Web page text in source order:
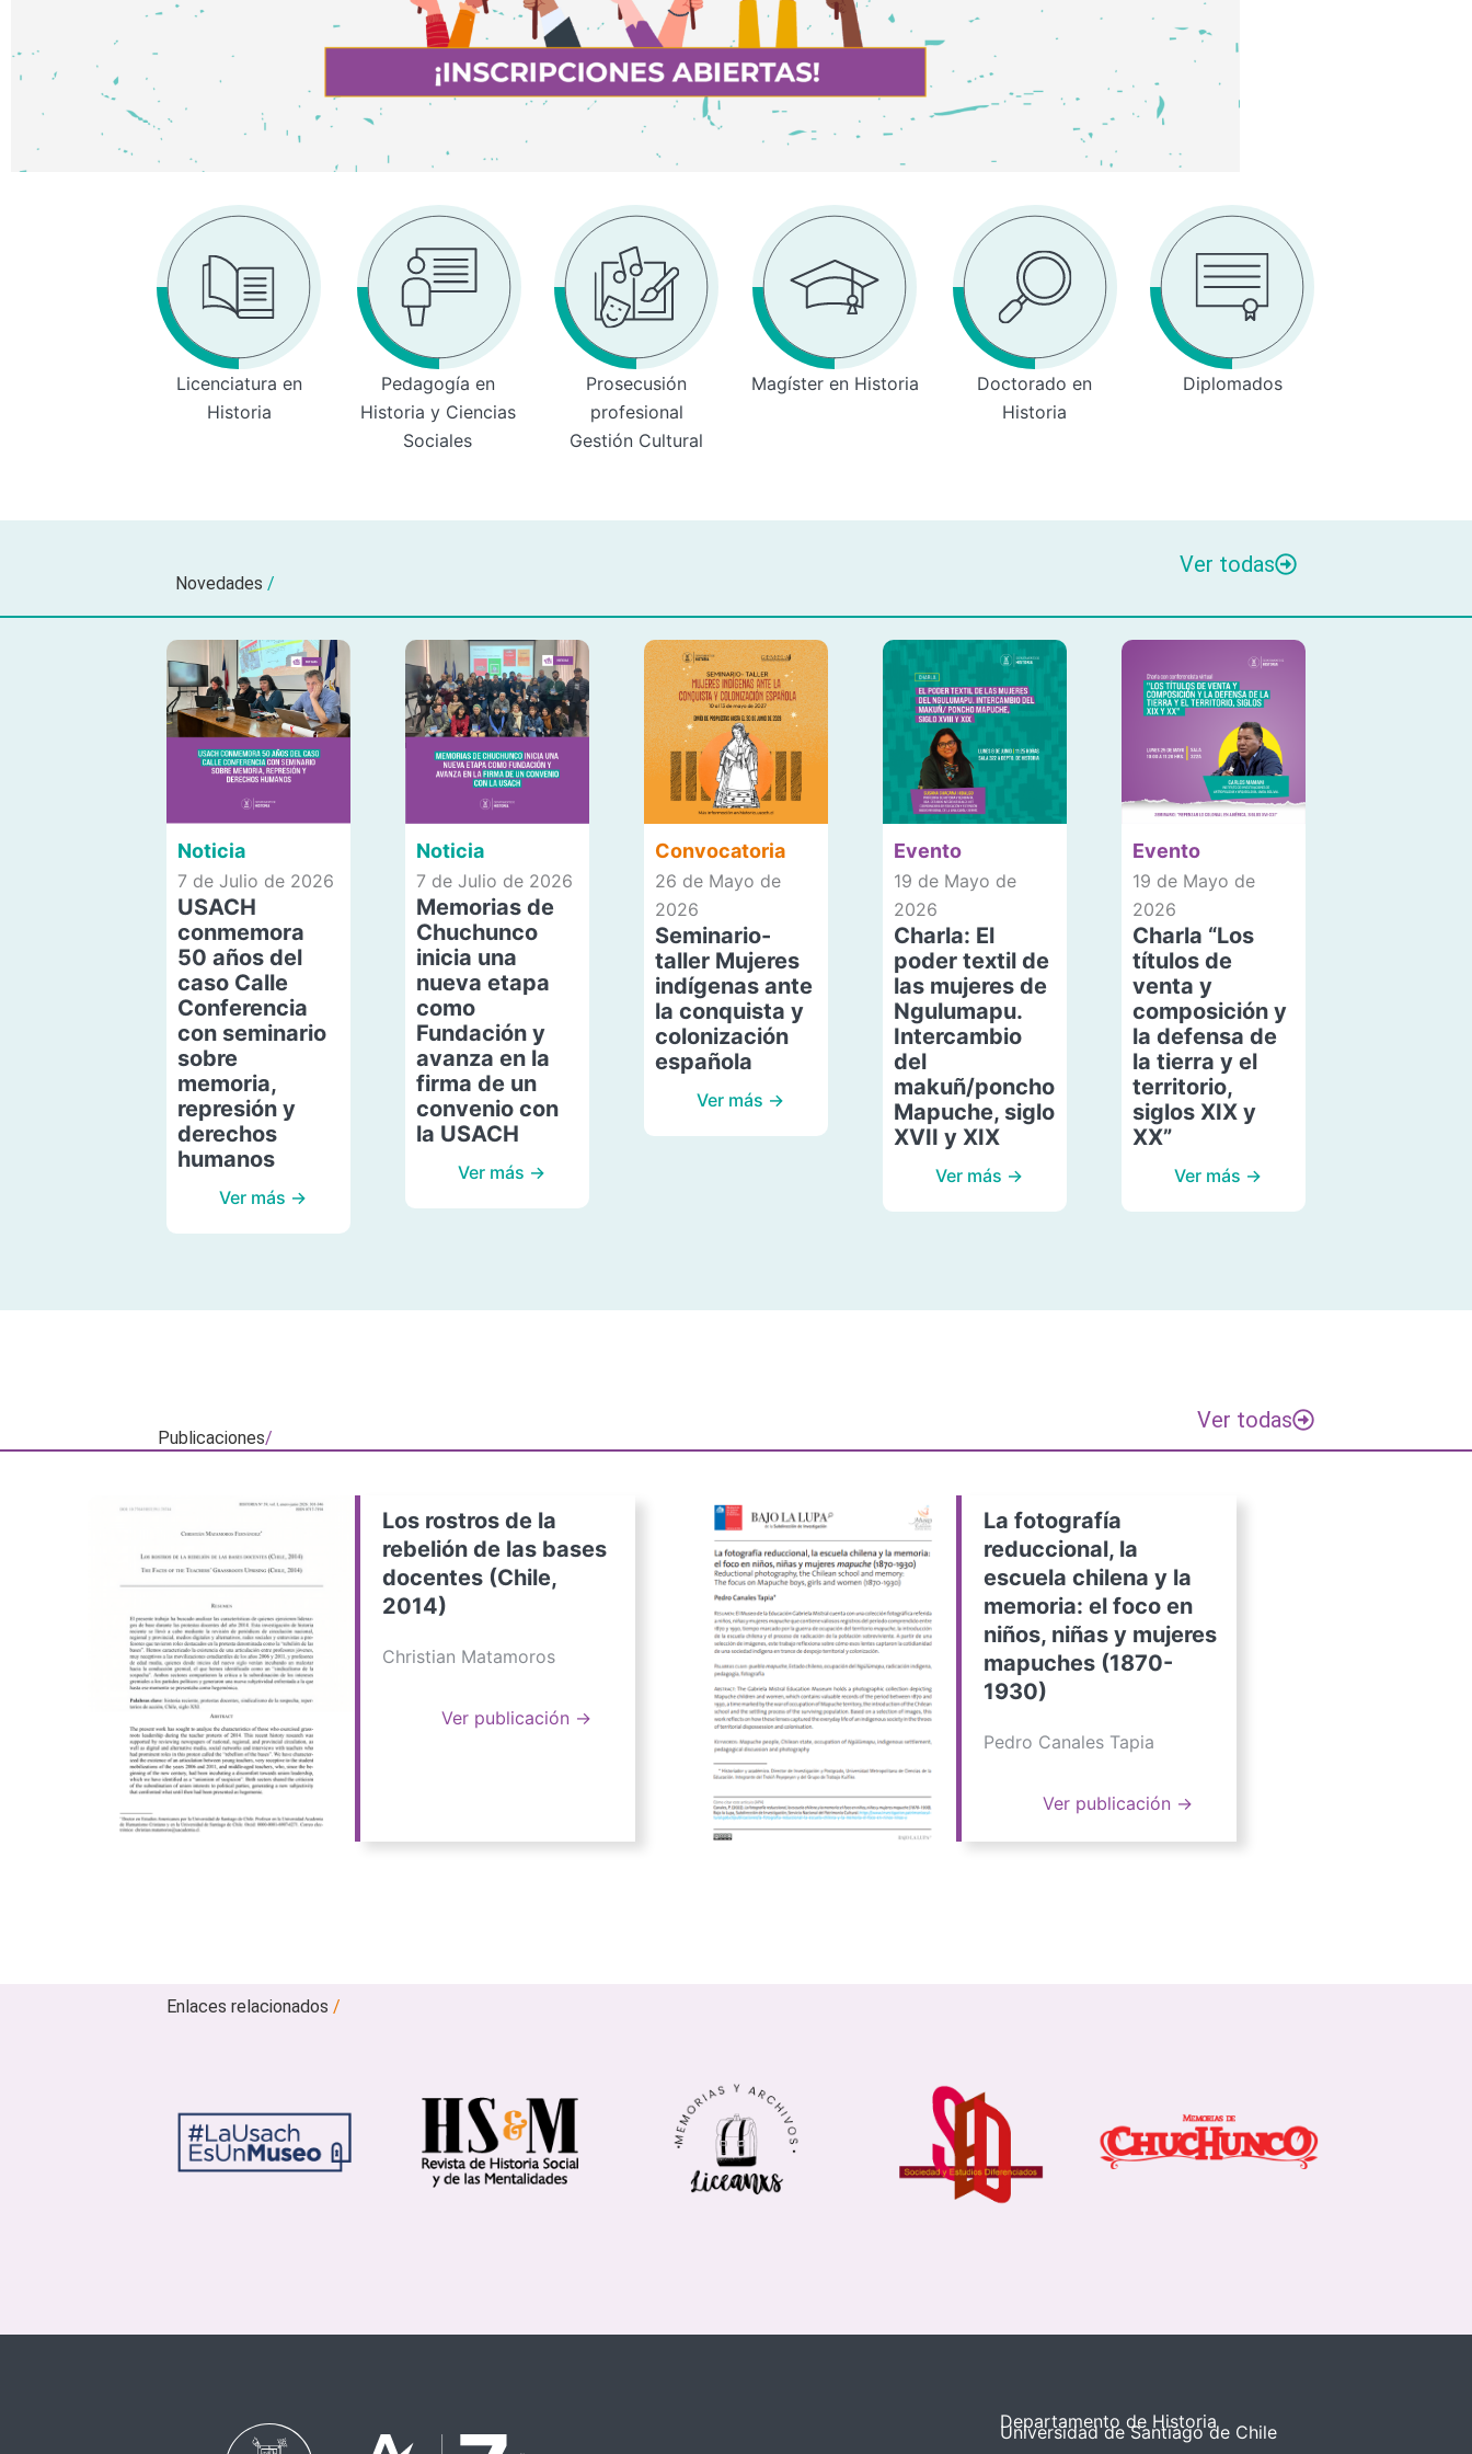
Licenciatura en
Historia
Pedagogía en
Historia y Ciencias
Sociales
Prosecusión
profesional
Gestión Cultural
Magíster en Historia
Doctorado en
Historia
Diplomados
Novedades /
Ver todas
Noticia
7 de Julio de 2026
USACH
conmemora
50 años del
caso Calle
Conferencia
con seminario
sobre
memoria,
represión y
derechos
humanos
Ver más →
Noticia
7 de Julio de 2026
Memorias de
Chuchunco
inicia una
nueva etapa
como
Fundación y
avanza en la
firma de un
convenio con
la USACH
Ver más →
Convocatoria
26 de Mayo de
2026
Seminario-
taller Mujeres
indígenas ante
la conquista y
colonización
española
Ver más →
Evento
19 de Mayo de
2026
Charla: El
poder textil de
las mujeres de
Ngulumapu.
Intercambio
del
makuñ/poncho
Mapuche, siglo
XVII y XIX
Ver más →
Evento
19 de Mayo de
2026
Charla “Los
títulos de
venta y
composición y
la defensa de
la tierra y el
territorio,
siglos XIX y
XX”
Ver más →
Publicaciones/
Ver todas
Los rostros de la
rebelión de las bases
docentes (Chile,
2014)
Christian Matamoros
Ver publicación →
La fotografía
reduccional, la
escuela chilena y la
memoria: el foco en
niños, niñas y mujeres
mapuches (1870-
1930)
Pedro Canales Tapia
Ver publicación →
Enlaces relacionados/
Departamento de Historia
Universidad de Santiago de Chile